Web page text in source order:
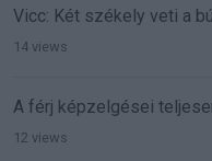
Vicc: Két székely veti a
14 views
A férj képzelgései
12 views